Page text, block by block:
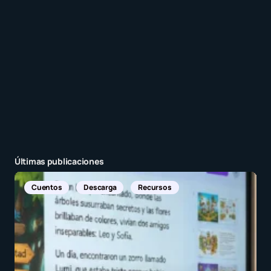
Últimas publicaciones